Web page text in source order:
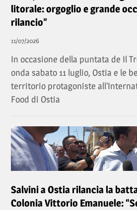
litorale: orgoglio e grande
rilancio”
11/07/2026
In occasione della puntata de Il
onda sabato 11 luglio, Ostia e le
territorio protagoniste
Food di Ostia
Salvini a Ostia rilancia la
Colonia Vittorio Emanuele: